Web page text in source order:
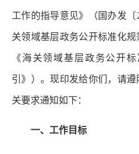
工作的指导意见》（国办发
关领域基层政务公开标准化
《海关领域基层政务公开
引》）。现印发给你们，请
关要求通知如下：
一、工作目标